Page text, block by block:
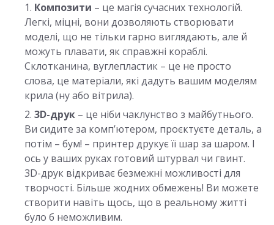
Композити – це магія сучасних технологій.
Легкі, міцні, вони дозволяють створювати
моделі, що не тільки гарно виглядають, але й
можуть плавати, як справжні кораблі.
Склотканина, вуглепластик – це не просто
слова, це матеріали, які дадуть вашим моделям
крила (ну або вітрила).
3D-друк – це ніби чаклунство з майбутнього.
Ви сидите за комп’ютером, проєктуєте деталь, а
потім – бум! – принтер друкує її шар за шаром. І
ось у ваших руках готовий штурвал чи гвинт.
3D-друк відкриває безмежні можливості для
творчості. Більше жодних обмежень! Ви можете
створити навіть щось, що в реальному житті
було б неможливим.